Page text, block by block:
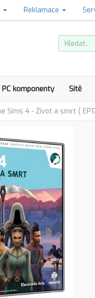
Reklamace
PC komponenty Sítě
Sims 4 - Život a smrt (